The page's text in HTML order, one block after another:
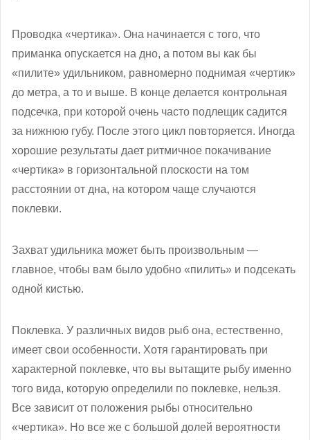
Проводка «чертика». Она начинается с того, что
приманка опускается на дно, а потом вы как бы
«пилите» удильником, равномерно поднимая «чертик»
до метра, а то и выше. В конце делается контрольная
подсечка, при которой очень часто подлещик садится
за нижнюю губу. После этого цикл повторяется. Иногда
хорошие результаты дает ритмичное покачивание
«чертика» в горизонтальной плоскости на том
расстоянии от дна, на котором чаще случаются
поклевки.
Захват удильника может быть произвольным —
главное, чтобы вам было удобно «пилить» и подсекать
одной кистью.
Поклевка. У различных видов рыб она, естественно,
имеет свои особенности. Хотя гарантировать при
характерной поклевке, что вы вытащите рыбу именно
того вида, которую определили по поклевке, нельзя.
Все зависит от положения рыбы относительно
«чертика». Но все же с большой долей вероятности